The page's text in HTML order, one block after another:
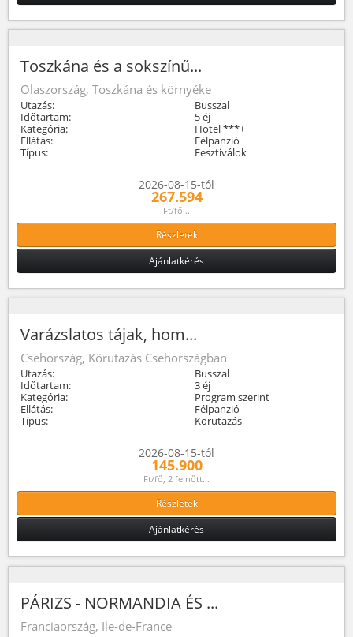
Toszkána és a sokszínű...
Olaszország, Toszkána és környéke
Utazás:
Busszal
Időtartam:
5 éj
Kategória:
Hotel ***+
Ellátás:
Félpanzió
Típus:
Fesztiválok
2026-08-15-tól
267.594
Ft/fő...
Részletek
Ajánlatkérés
Varázslatos tájak, hom...
Csehország, Körutazás Csehországban
Utazás:
Busszal
Időtartam:
3 éj
Kategória:
Program szerint
Ellátás:
Félpanzió
Típus:
Körutazás
2026-08-15-tól
145.900
Ft/fő, 2 felnőtt...
Részletek
Ajánlatkérés
PÁRIZS - NORMANDIA ÉS ...
Franciaország, Ile-de-France